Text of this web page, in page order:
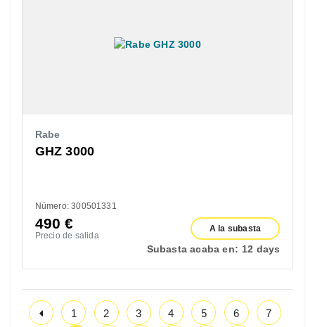
Rabe
GHZ 3000
Número: 300501331
490€
Precio de salida
A la subasta
Subasta acaba en: 12 days
1 2 3 4 5 6 7